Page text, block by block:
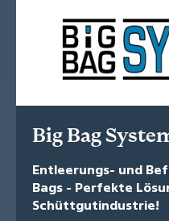
Big Bag
Entleerungs- und
Bags - Perfekte
Schüttgutindustrie!